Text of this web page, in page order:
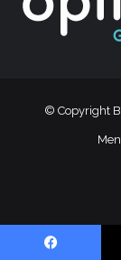
© Copyright